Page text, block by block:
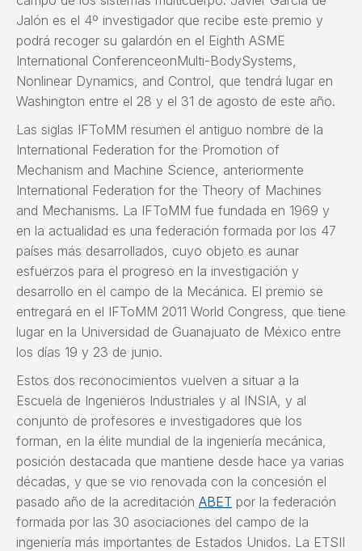
Jalón es el 4º investigador que recibe este premio y
podrá recoger su galardón en el Eighth ASME
International ConferenceonMulti-BodySystems,
Nonlinear Dynamics, and Control, que tendrá lugar en
Washington entre el 28 y el 31 de agosto de este año.
Las siglas IFToMM resumen el antiguo nombre de la
International Federation for the Promotion of
Mechanism and Machine Science, anteriormente
International Federation for the Theory of Machines
and Mechanisms. La IFToMM fue fundada en 1969 y
en la actualidad es una federación formada por los 47
países más desarrollados, cuyo objeto es aunar
esfuerzos para el progreso en la investigación y
desarrollo en el campo de la Mecánica. El premio se
entregará en el IFToMM 2011 World Congress, que tiene
lugar en la Universidad de Guanajuato de México entre
los días 19 y 23 de junio.
Estos dos reconocimientos vuelven a situar a la
Escuela de Ingenieros Industriales y al INSIA, y al
conjunto de profesores e investigadores que los
forman, en la élite mundial de la ingeniería mecánica,
posición destacada que mantiene desde hace ya varias
décadas, y que se vio renovada con la concesión el
pasado año de la acreditación ABET por la federación
formada por las 30 asociaciones del campo de la
ingeniería más importantes de Estados Unidos. La ETSII